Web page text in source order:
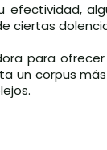
efectividad,
ciertas
para
un corpus